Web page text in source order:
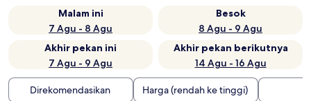
Malam ini
7 Agu - 8 Agu
Besok
8 Agu - 9 Agu
Akhir pekan ini
7 Agu - 9 Agu
Akhir pekan berikutnya
14 Agu - 16 Agu
Direkomendasikan Harga (rendah ke tinggi)